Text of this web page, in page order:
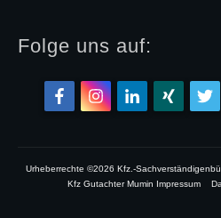
Folge uns auf:
Urheberrechte ©2026 Kfz.-
Kfz Gutachter Mumin Impressum